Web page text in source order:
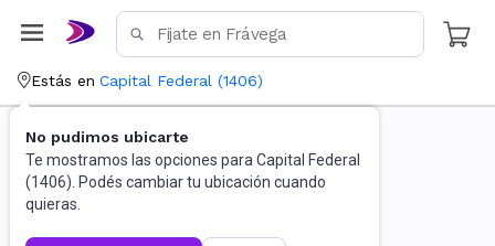
Estás en Capital Federal (1406)
No pudimos ubicarte
Te mostramos las opciones para Capital Federal
(1406). Podés cambiar tu ubicación cuando
quieras.